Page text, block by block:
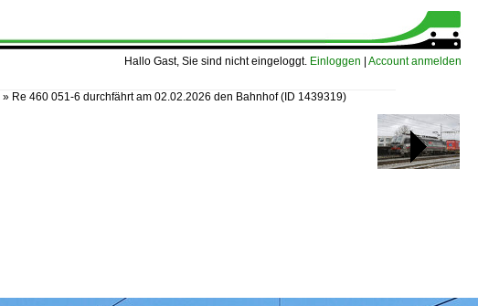
Hallo Gast, Sie sind nicht eingeloggt. Einloggen Account anmelden
» Re 460 051-6 durchfährt am 02.02.2026 den Bahnhof(ID 1439319)